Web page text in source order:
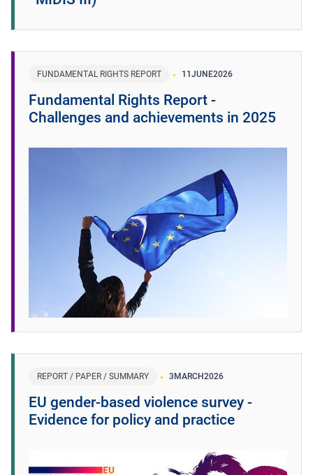
FUNDAMENTAL RIGHTS REPORT 11 JUNE2026
Fundamental Rights Report -
Challenges and achievements in 2025
REPORT / PAPER / SUMMARY 3MARCH2026
EU gender-based violence survey -
Evidence for policy and practice